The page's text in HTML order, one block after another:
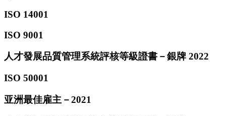
ISO 14001
ISO 9001
人才發展品質管理系統評核等級證書－銀牌 2022
ISO 50001
亚洲最佳雇主－2021